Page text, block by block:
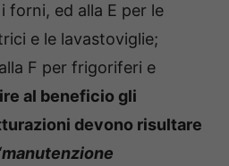
forni, ed alla E per le
e le lavastoviglie;
F per frigoriferi e
al beneficio gli
devono risultare